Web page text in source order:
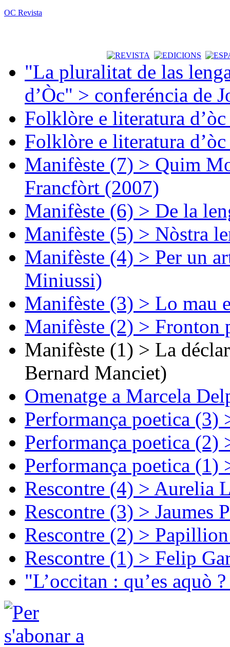
OC Revista
"La pluralitat de las
d’Òc" > conferéncia de
Folklòre e literatura
Folklòre e literatura
Manifèste (7) > Quim
Francfòrt (2007)
Manifèste (6) > De la
Manifèste (5) > Nòstra
Manifèste (4) > Per un
Miniussi)
Manifèste (3) > Lo mau
Manifèste (2) > Fronton
Manifèste (1) > La
Bernard Manciet)
Omenatge a Marcela
Performança poetica (3)
Performança poetica (2)
Performança poetica (1)
Rescontre (4) > Aurelia
Rescontre (3) > Jaumes
Rescontre (2) >
Rescontre (1) > Felip
"L’occitan : qu’es aquò